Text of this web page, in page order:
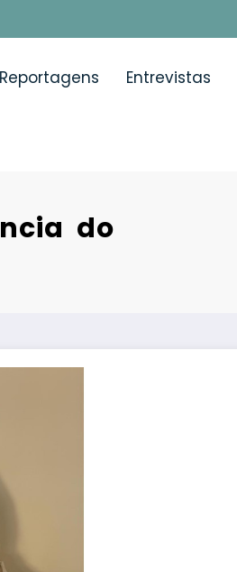
Reportagens Entrevistas
do